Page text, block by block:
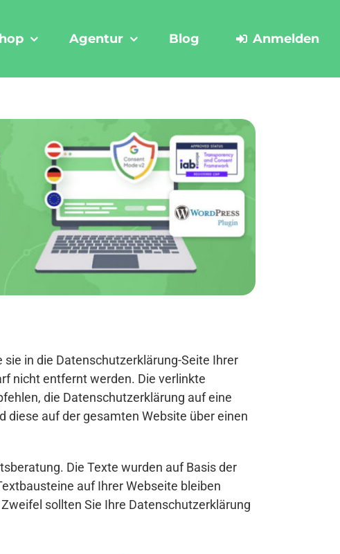
Agentur Blog Anmelden
in die Datenschutzerklärung-Seite Ihrer
nicht entfernt werden. Die verlinkte
die Datenschutzerklärung auf eine
diese auf der gesamten Website über einen
Die Texte wurden auf Basis der
auf Ihrer Webseite bleiben
sollten Sie Ihre Datenschutzerklärung